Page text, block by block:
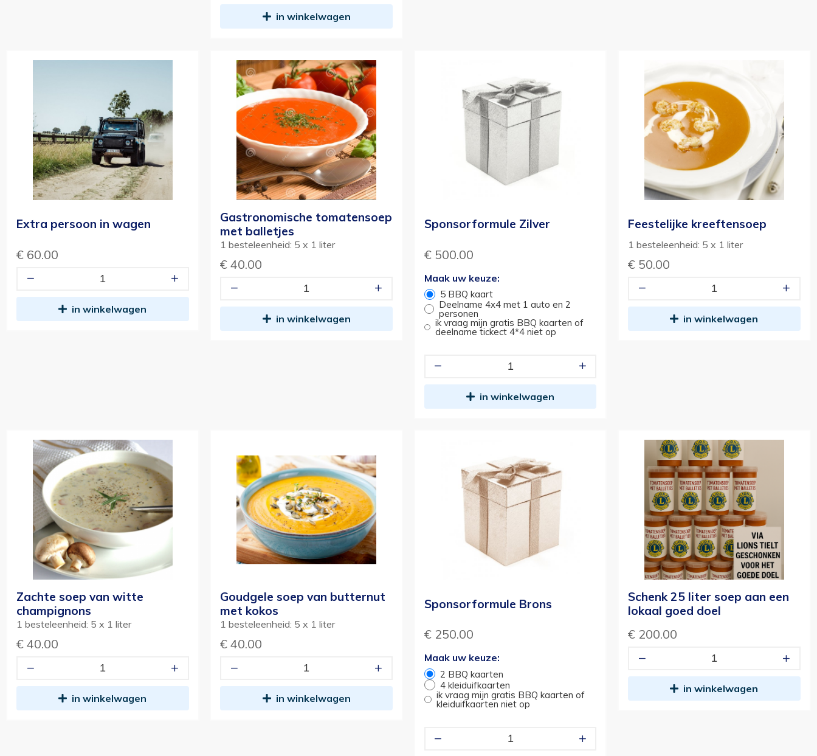
in winkelwagen
Extra persoon in wagen
€ 60.00
in winkelwagen
Gastronomische tomatensoep
met balletjes
1 besteleenheid: 5 x 1 liter
€ 40.00
in winkelwagen
Sponsorformule Zilver
€ 500.00
Maak uw keuze:
5 BBQ kaart
Deelname 4x4 met 1 auto en 2
personen
ik vraag mijn gratis BBQ kaarten of
deelname tickect 4*4 niet op
in winkelwagen
Feestelijke kreeftensoep
1 besteleenheid: 5 x 1 liter
€ 50.00
in winkelwagen
Zachte soep van witte
champignons
1 besteleenheid: 5 x 1 liter
€ 40.00
in winkelwagen
Goudgele soep van butternut
met kokos
1 besteleenheid: 5 x 1 liter
€ 40.00
in winkelwagen
Sponsorformule Brons
€ 250.00
Maak uw keuze:
2 BBQ kaarten
4 kleiduifkaarten
ik vraag mijn gratis BBQ kaarten of
kleiduifkaarten niet op
Schenk 25 liter soep aan een
lokaal goed doel
€ 200.00
in winkelwagen